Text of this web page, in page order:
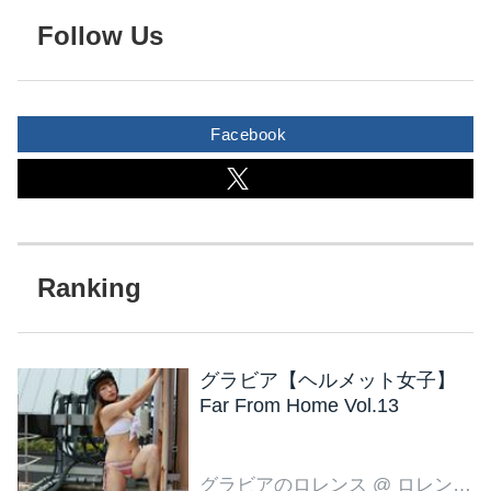
Follow Us
Facebook
グラビア【ヘルメット女子】
Far From Home Vol.13
グラビアのロレンス @ ロレンス編集部